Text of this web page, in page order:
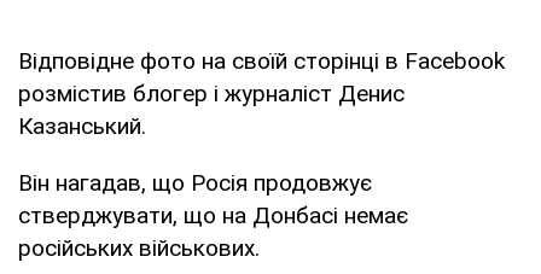
Відповідне фото на своїй сторінці в Facebook
розмістив блогер і журналіст Денис
Казанський.
Він нагадав, що Росія продовжує
стверджувати, що на Донбасі немає
російських військових.